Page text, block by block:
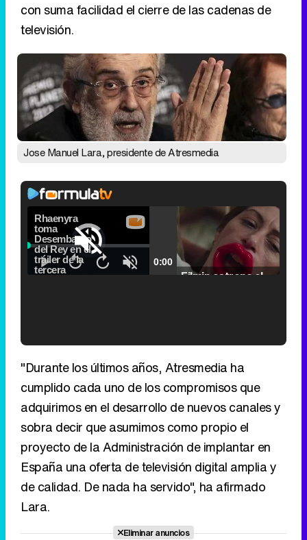
con suma facilidad el cierre de las cadenas de
televisión.
Jose Manuel Lara, presidente de Atresmedia
Pause
Seek
Seek
Unmute Current
0:00 / Duration
2:24
Loaded:
5.31%
Remaining
2:24
Picture-
in-
"Durante los últimos años, Atresmedia ha
cumplido cada uno de los compromisos que
adquirimos en el desarrollo de nuevos canales y
sobra decir que asumimos como propio el
proyecto de la Administración de implantar en
España una oferta de televisión digital amplia y
de calidad. De nada ha servido", ha afirmado
Lara.
Eliminar anuncios